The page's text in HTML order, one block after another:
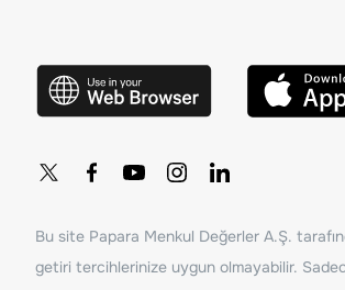
Bu site Papara Menkul Değerler A.Ş.
getiri tercihlerinize uygun olmayabilir.